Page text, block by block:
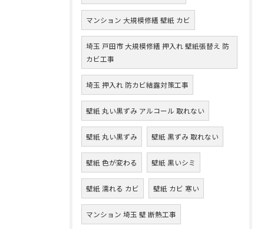
マンション 大規模修繕 壁紙 カビ
埼玉 戸田市 大規模修繕 押入れ 壁紙張替え 防
カビ工事
埼玉 押入れ 防カビ結露対策工事
壁紙 丸い黒ずみ アルコール 取れない
壁紙 丸い黒ずみ 壁紙 黒ずみ 取れない
壁紙 色が変わる 壁紙 黒いシミ
壁紙 濡れる カビ 壁紙 カビ 寒い
マンション 埼玉 壁 断熱工事